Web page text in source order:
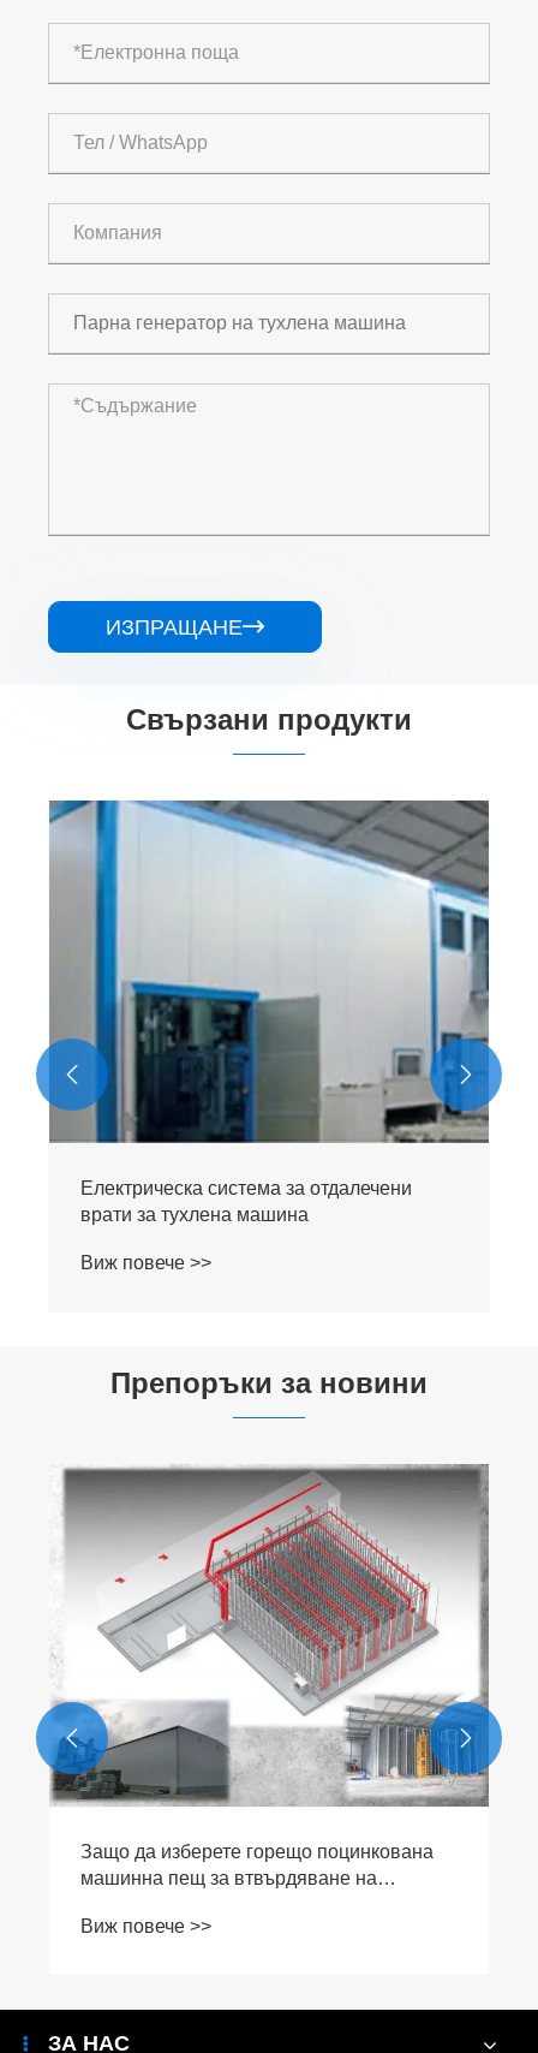
ИЗПРАЩАНЕ
Свързани продукти
Електрическа система за отдалечени
врати за тухлена машина
Виж повече >>
 
Препоръки за новини
Защо да изберете горещо поцинкована
машинна пещ за втвърдяване на
Виж повече >>
 
ЗА НАС